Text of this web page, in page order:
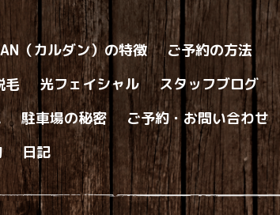
（カルダン）の特徴
ご予約の方法
毛 光フェイシャル
スタッフブログ
駐車場の秘密
ご予約・お問い合わせ
日記